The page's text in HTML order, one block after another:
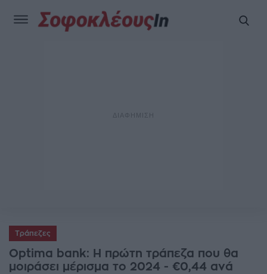
Τράπεζες
Optima bank: Η πρώτη τράπεζα που θα
μοιράσει μέρισμα το 2024 - €0,44 ανά